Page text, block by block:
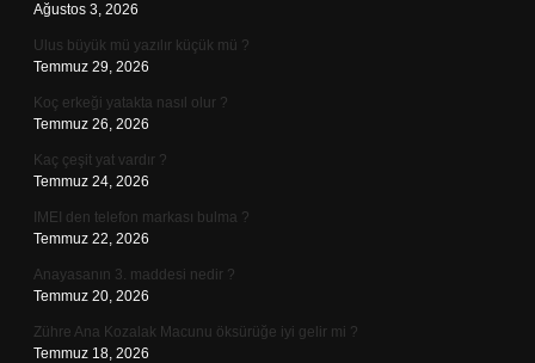
Ağustos 3, 2026
Ulus büyük mü yazılır küçük mü ?
Temmuz 29, 2026
Koç erkeği yatakta nasıl olur ?
Temmuz 26, 2026
Kaç çeşit yat vardır ?
Temmuz 24, 2026
IMEI den telefon markası bulma ?
Temmuz 22, 2026
Anayasanın 3. maddesi nedir ?
Temmuz 20, 2026
Zühre Ana Kozalak Macunu öksürüğe iyi gelir mi ?
Temmuz 18, 2026